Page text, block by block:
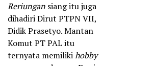
Reriungan siang itu juga
dihadiri Dirut PTPN VII,
Didik Prasetyo. Mantan
Komut PT PAL itu
ternyata memilikihobby